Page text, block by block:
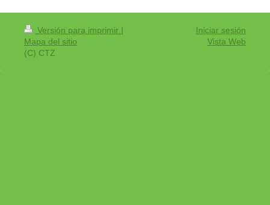
Versión para imprimir |
Mapa del sitio
(C) CTZ
Iniciar sesión
Vista Web